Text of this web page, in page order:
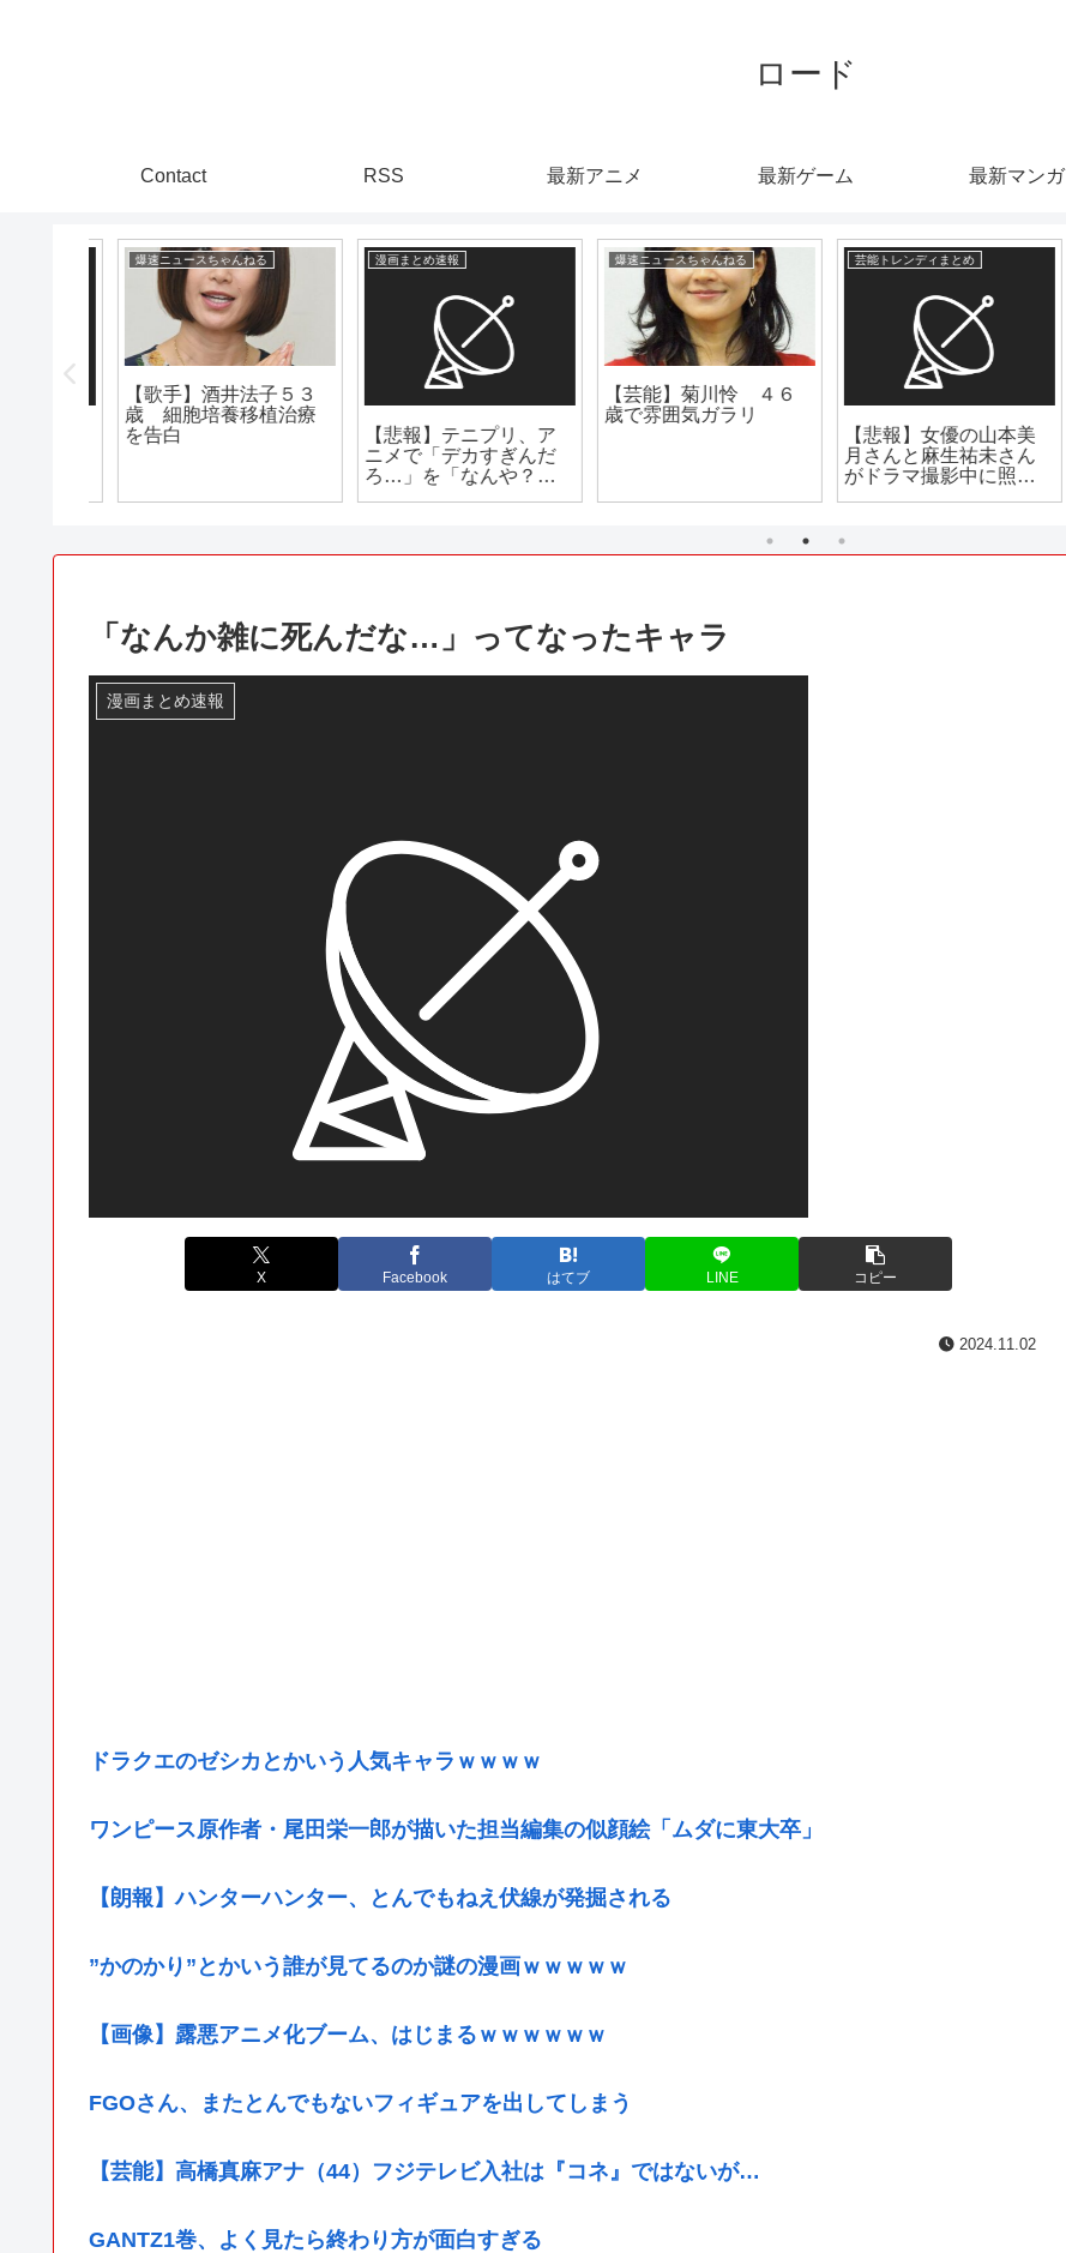
ロード
Contact RSS 最新アニメ 最新ゲーム 最新マンガ
爆速ニュースちゃんねる
【歌手】酒井法子５３
歳 細胞培養移植治療
を告白
漫画まとめ速報
【悲報】テニプリ、ア
ニメで「デカすぎんだ
ろ…」を「なんや？で
爆速ニュースちゃんねる
【芸能】菊川怜 ４６
歳で雰囲気ガラリ
芸能トレンディまとめ
【悲報】女優の山本美
月さんと麻生祐未さん
がドラマ撮影中に照明
「なんか雑に死んだな…」ってなったキャラ
漫画まとめ速報
X Facebook はてブ LINE コピー
2024.11.02
ドラクエのゼシカとかいう人気キャラｗｗｗｗ
ワンピース原作者・尾田栄一郎が描いた担当編集の似顔絵「ムダに東大卒」
【朗報】ハンターハンター、とんでもねえ伏線が発掘される
”かのかり”とかいう誰が見てるのか謎の漫画ｗｗｗｗｗ
【画像】露悪アニメ化ブーム、はじまるｗｗｗｗｗｗ
FGOさん、またとんでもないフィギュアを出してしまう
【芸能】高橋真麻アナ（44）フジテレビ入社は『コネ』ではないが…
GANTZ1巻、よく見たら終わり方が面白すぎる